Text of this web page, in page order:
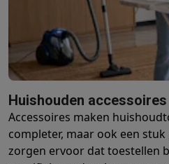
Elektrische barbecues
Koude dranken
Juicers
KookgereiPannen Kookpotten
DessertsWafelijzersIjsmachines
Smart gardenBinnentuinKruiden
Huishouden & airco
StofzuigenStofzuigers
RobotsRobotstofzuigers
SchoonmakenVloerreinigers
Huishouden accessoires
Accessoires maken
completer, maar ook een
zorgen ervoor dat toestellen